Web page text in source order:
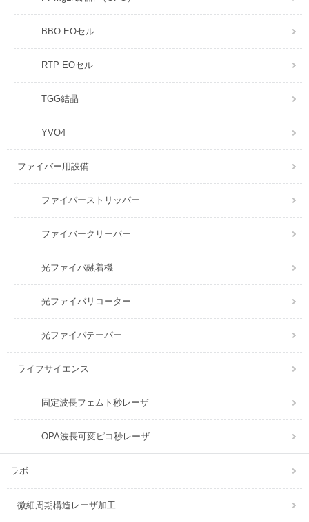
BBO EOセル
RTP EOセル
TGG結晶
YVO4
ファイバー用設備
ファイバーストリッパー
ファイバークリーバー
光ファイバ融着機
光ファイバリコーター
光ファイバテーパー
ライフサイエンス
固定波長フェムト秒レーザ
OPA波長可変ピコ秒レーザ
ラボ
微細周期構造レーザ加工